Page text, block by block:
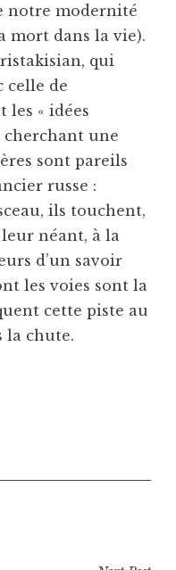
notre modernité
mort dans la vie).
qui
celle de
les « idées
cherchant une
sont pareils
russe :
ils touchent,
néant, à la
d’un savoir
les voies sont la
cette piste au
la chute.